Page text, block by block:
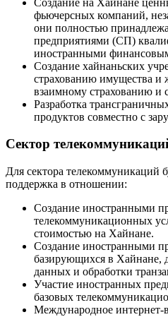
фьючерсных компаний,
они полностью
предприятиями (СП)
иностранными
Создание хайнаньских
страхованию имущества и
взаимному страхованию и
Разработка
продуктов совместно с
Сектор
Для сектора телекоммуникаций
поддержка в отношении:
Создание иностранными
телекоммуникационных
стоимостью на Хайнане.
Создание иностранными
базирующихся в Хайнане,
данных и обработки
Участие иностранных
базовых
Международное интернет-